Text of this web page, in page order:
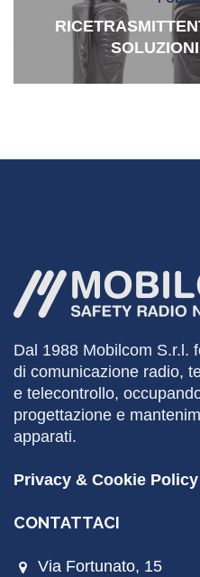
articoli
Dal 1988 Mobilcom S.r.l.
di comunicazione radio,
e telecontrollo,
progettazione e
apparati.
Privacy & Cookie Policy
CONTATTACI
Via Fortunato, 15